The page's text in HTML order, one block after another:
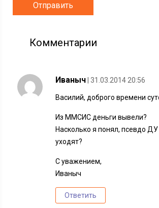
Комментарии
Иваныч | 31.03.2014 20:56
Василий, доброго времени
Из ММСИС деньги вывели?
Насколько я понял, псевдо
уходят?
С уважением,
Иваныч
Ответить